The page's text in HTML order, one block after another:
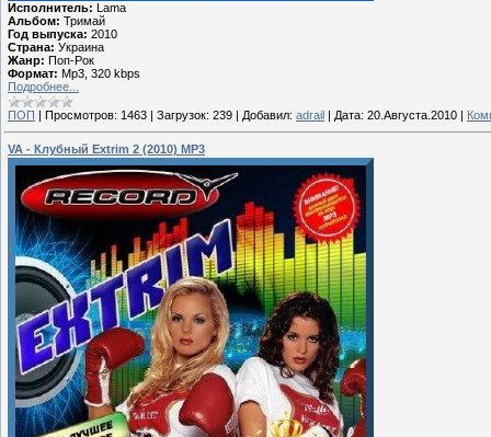
Исполнитель: Lama
Альбом: Тримай
Год выпуска: 2010
Страна: Украина
Жанр: Поп-Рок
Формат: Mp3, 320 kbps
Подробнее...
ПОП Просмотров: 1463 Загрузок: 239 Добавил: adrail Дата: 20.Августа.2010
VA - Клубный Extrim 2 (2010) MP3